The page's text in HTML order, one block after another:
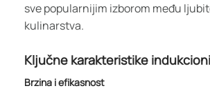
sve popularnijim izborom među
kulinarstva.
Ključne karakteristike
Brzina i efikasnost